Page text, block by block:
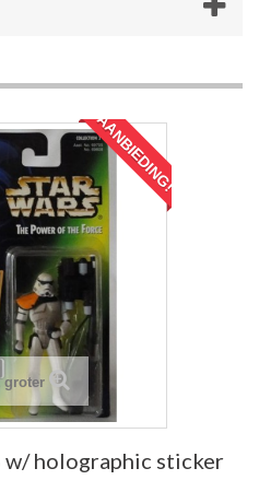
AANBIEDING!
groter
w/ holographic sticker